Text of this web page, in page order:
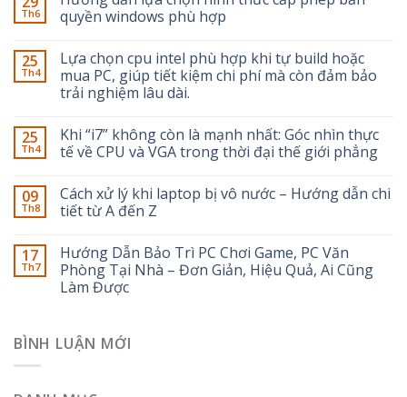
Th6
quyền windows phù hợp
25
Th4
Lựa chọn cpu intel phù hợp khi tự build hoặc
mua PC, giúp tiết kiệm chi phí mà còn đảm bảo
trải nghiệm lâu dài.
25
Th4
Khi “i7” không còn là mạnh nhất: Góc nhìn thực
tế về CPU và VGA trong thời đại thế giới phẳng
09
Th8
Cách xử lý khi laptop bị vô nước – Hướng dẫn chi
tiết từ A đến Z
17
Th7
Hướng Dẫn Bảo Trì PC Chơi Game, PC Văn
Phòng Tại Nhà – Đơn Giản, Hiệu Quả, Ai Cũng
Làm Được
BÌNH LUẬN MỚI